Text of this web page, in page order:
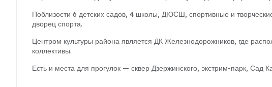
Поблизости 6 детских садов, 4 школы, ДЮСШ, спортивные и
дворец спорта.
Центром культуры района является ДК Железнодорожников, где
коллективы.
Есть и места для прогулок — сквер Дзержинского, экстрим-парк, Сад